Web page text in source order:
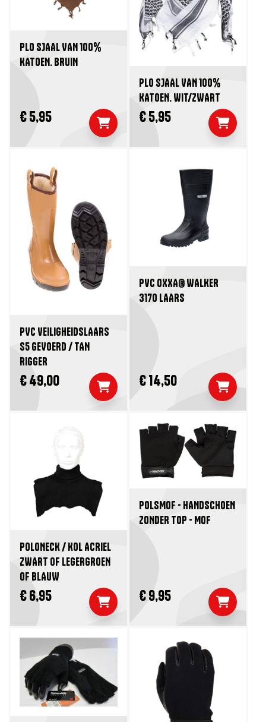
PLO SJAAL VAN 100%
KATOEN. BRUIN
€ 5,95
PLO SJAAL VAN 100%
KATOEN. WIT/ZWART
€ 5,95
PVC VEILIGHEIDSLAARS
S5 GEVOERD / TAN
RIGGER
€ 49,00
PVC OXXA® WALKER
3170 LAARS
€ 14,50
POLONECK / KOL ACRIEL
ZWART OF LEGERGROEN
OF BLAUW
€ 6,95
POLSMOF - HANDSCHOEN
ZONDER TOP - MOF
€ 9,95